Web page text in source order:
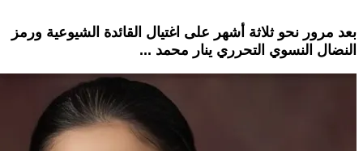
بعد مرور نحو ثلاثة أشهر على اغتيال القائدة الشيوعية ورمز
النضال النسوي التحرري ينار محمد ...